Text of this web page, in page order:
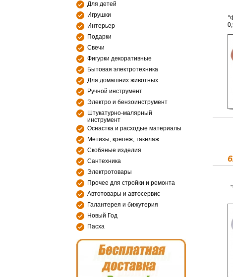
Для детей
Игрушки
Интерьер
Подарки
Свечи
Фигурки декоративные
Бытовая электротехника
Для домашних животных
Ручной инструмент
Электро и бензоинструмент
Штукатурно-малярный
инструмент
Оснастка и расходые материалы
Метизы, крепеж, такелаж
Скобяные изделия
Сантехника
Электротовары
Прочее для стройки и ремонта
Автотовары и автосервис
Галантерея и бижутерия
Новый Год
Пасха